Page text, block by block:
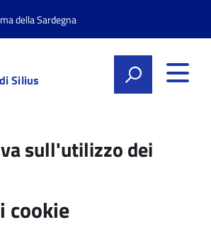
della Sardegna
Silius
sull'utilizzo dei
cookie